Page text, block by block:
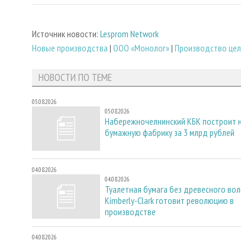
Источник новости: Lesprom Network
Новые производства | ООО «Монолог»| Производство
НОВОСТИ ПО ТЕМЕ
05.08.2026
05.08.2026
Набережночелнинский КБК построит
бумажную фабрику за 3 млрд рублей
04.08.2026
04.08.2026
Туалетная бумага без древесного
Kimberly-Clark готовит революцию в
производстве
04.08.2026